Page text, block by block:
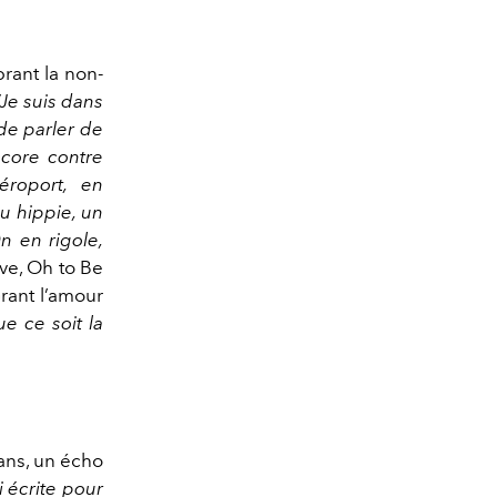
la non-
suis dans
parler de
contre
en
hippie, un
en rigole,
Oh to Be
l’amour
ce soit la
un écho
écrite pour